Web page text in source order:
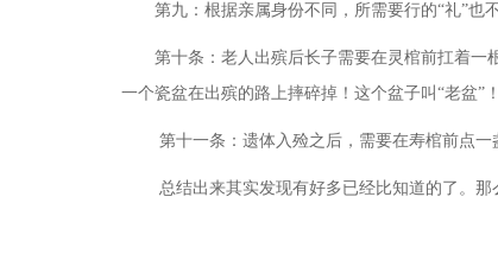
第九：根据亲属身份不同，所需要行的“礼”也
第十条：老人出殡后长子需要在灵棺前扛着一
一个瓷盆在出殡的路上摔碎掉！这个盆子叫 “老盆”！
第十一条：遗体入殓之后，需要在寿棺前点
总结出来其实发现有好多已经比知道的了。